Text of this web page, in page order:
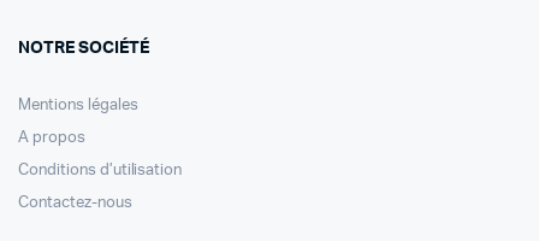
NOTRE SOCIÉTÉ
Mentions légales
A propos
Conditions d’utilisation
Contactez-nous